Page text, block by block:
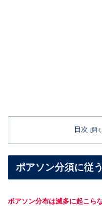
目次
ポアソン分須に従
ポアソン分布は滅多に起こら